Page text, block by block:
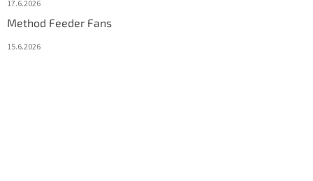
17.6.2026
Method Feeder Fans
15.6.2026